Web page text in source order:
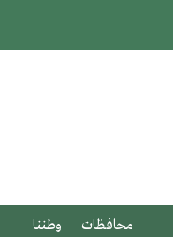
محافظات
وطننا